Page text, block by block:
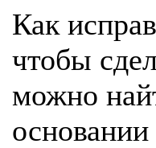
Как
чтобы
можно
основании